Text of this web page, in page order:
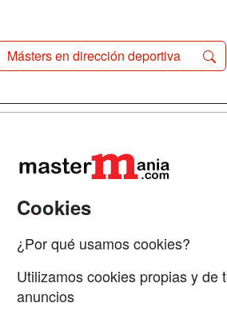
Másters en dirección deportiva
Cookies
¿Por qué usamos cookies?
Utilizamos cookies propias y
anuncios